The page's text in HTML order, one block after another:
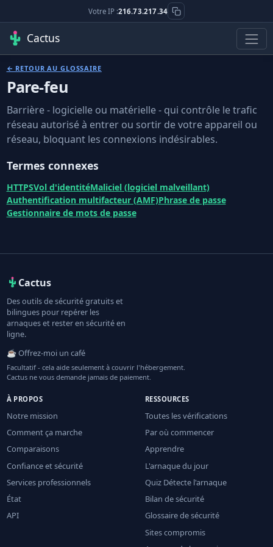
Votre IP :216.73.217.34
Cactus
← RETOUR AU GLOSSAIRE
Pare-feu
Barrière - logicielle ou matérielle - qui contrôle le trafic
réseau autorisé à entrer ou sortir de votre appareil ou
réseau, bloquant les connexions indésirables.
Termes connexes
HTTPSVol d'identitéMaliciel (logiciel malveillant)
Authentification multifacteur (AMF)Phrase de passe
Gestionnaire de mots de passe
Cactus
Des outils de sécurité gratuits et
bilingues pour repérer les
arnaques et rester en sécurité en
ligne.
☕ Offrez-moi un café
Facultatif - cela aide seulement à couvrir l'hébergement.
Cactus ne vous demande jamais de paiement.
À PROPOS
Notre mission
Comment ça marche
Comparaisons
Confiance et sécurité
Services professionnels
État
API
RESSOURCES
Toutes les vérifications
Par où commencer
Apprendre
L'arnaque du jour
Quiz Détecte l'arnaque
Bilan de sécurité
Glossaire de sécurité
Sites compromis